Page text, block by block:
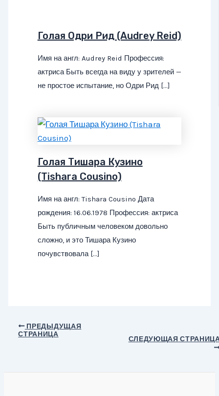
Голая Одри Рид (Audrey Reid)
Имя на англ: Audrey Reid Профессия:
актриса Быть всегда на виду у зрителей —
не простое испытание, но Одри Рид […]
Голая Тишара Кузино
(Tishara Cousino)
Имя на англ: Tishara Cousino Дата
рождения: 16.06.1978 Профессия: актриса
Быть публичным человеком довольно
сложно, и это Тишара Кузино
почувствовала […]
Навигация
ПРЕДЫДУЩАЯ
СТРАНИЦА
СЛЕДУЮЩАЯ